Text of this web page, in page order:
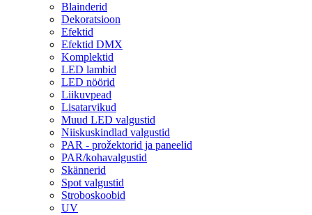
Blainderid
Dekoratsioon
Efektid
Efektid DMX
Komplektid
LED lambid
LED nöörid
Liikuvpead
Lisatarvikud
Muud LED valgustid
Niiskuskindlad valgustid
PAR - prožektorid ja paneelid
PAR/kohavalgustid
Skännerid
Spot valgustid
Stroboskoobid
UV